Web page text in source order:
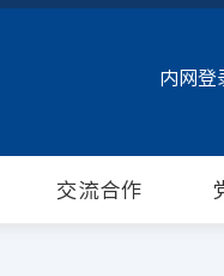
交流合作
内网登